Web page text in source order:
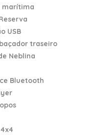
marítima
USB
traseiro
Neblina
Bluetooth